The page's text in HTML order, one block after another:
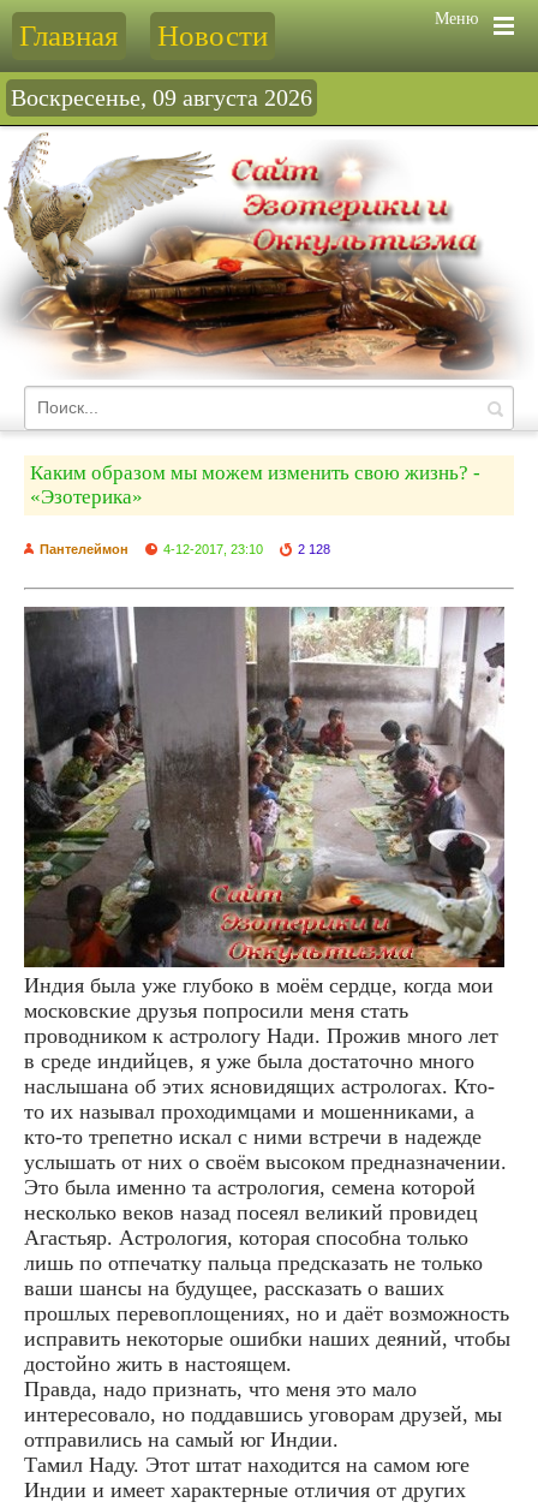
Меню
Главная Новости
Воскресенье, 09 августа 2026
Каким образом мы можем изменить свою жизнь? -
«Эзотерика»
Пантелеймон 4-12-2017, 23:10 2 128
Индия была уже глубоко в моём сердце, когда мои
московские друзья попросили меня стать
проводником к астрологу Нади. Прожив много лет
в среде индийцев, я уже была достаточно много
наслышана об этих ясновидящих астрологах. Кто-
то их называл проходимцами и мошенниками, а
кто-то трепетно искал с ними встречи в надежде
услышать от них о своём высоком предназначении.
Это была именно та астрология, семена которой
несколько веков назад посеял великий провидец
Агастьяр. Астрология, которая способна только
лишь по отпечатку пальца предсказать не только
ваши шансы на будущее, рассказать о ваших
прошлых перевоплощениях, но и даёт возможность
исправить некоторые ошибки наших деяний, чтобы
достойно жить в настоящем.
Правда, надо признать, что меня это мало
интересовало, но поддавшись уговорам друзей, мы
отправились на самый юг Индии.
Тамил Наду. Этот штат находится на самом юге
Индии и имеет характерные отличия от других